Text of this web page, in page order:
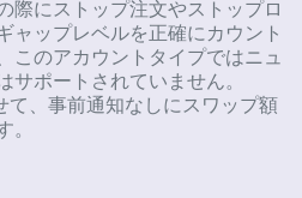
際にストップ注文やストップロ
ャップレベルを正確にカウント
このアカウントタイプではニュ
ポートされていません。
、事前通知なしにスワップ額